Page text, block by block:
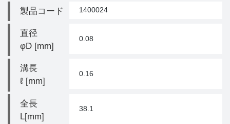
製品コード 1400024
直径
φD [mm]
0.08
溝長
ℓ [mm]
0.16
全長
L[mm]
38.1